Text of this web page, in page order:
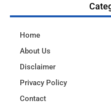
Home
About Us
Disclaimer
Privacy Policy
Contact